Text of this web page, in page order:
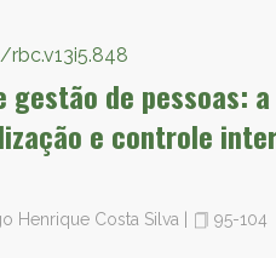
gestão de pessoas:
e controle
Henrique Costa Silva 95-104